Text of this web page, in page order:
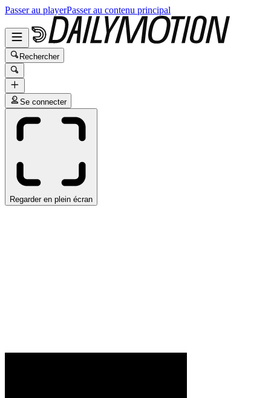
Passer au playerPasser au contenu principal
Rechercher
Se connecter
Regarder en plein écran